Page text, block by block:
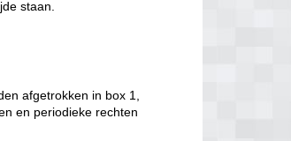
staan.
afgetrokken in box 1,
en periodieke rechten